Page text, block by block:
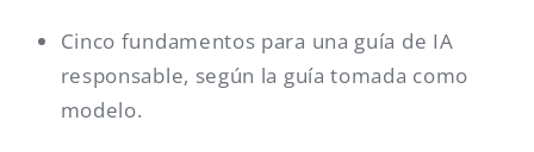
Cinco fundamentos para una guía de IA
responsable, según la guía tomada como
modelo.